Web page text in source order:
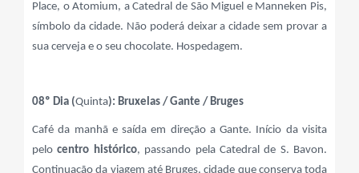
Place, o Atomium, a Catedral de São Miguel e Manneken Pis,
símbolo da cidade. Não poderá deixar a cidade sem provar a
sua cerveja e o seu chocolate. Hospedagem.
08º Dia (Quinta): Bruxelas / Gante / Bruges
Café da manhã e saída em direção a Gante. Início da visita
pelocentro histórico, passando pela Catedral de S. Bavon.
Continuação da viagem até Bruges, cidade que conserva toda